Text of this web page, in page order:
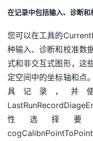
在记录中包括输入、诊断和
您可以在工具的
种输入、诊断和校准数
式和非交互式图形，这
定空间中的坐标轴和点
具记录，并使用
性选择要